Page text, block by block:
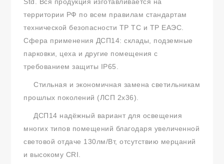
территории РФ по всем правилам стандартам
технической безопасности ТР ТС и ТР ЕАЭС.
Сфера применения ДСП14: склады, подземные
парковки, цеха и другие помещения с
требованием защиты IP65.
Стильная и экономичная замена светильникам
прошлых поколений (ЛСП 2х36).
ДСП14 надёжный вариант для освещения
многих типов помещений благодаря увеличенной
световой отдаче 130лм/Вт, отсутствию мерцаний
и высокому CRI.